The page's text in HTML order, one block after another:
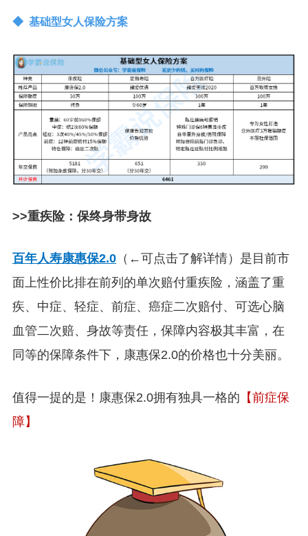
◆ 基础型女人保险方案
>>重疾险：保终身带身故
百年人寿康惠保2.0（←可点击了解详情）是目前市
面上性价比排在前列的单次赔付重疾险，涵盖了重
疾、中症、轻症、前症、癌症二次赔付、可选心脑
血管二次赔、身故等责任，保障内容极其丰富，在
同等的保障条件下，康惠保2.0的价格也十分美丽。
值得一提的是！康惠保2.0拥有独具一格的 【前症保
障】